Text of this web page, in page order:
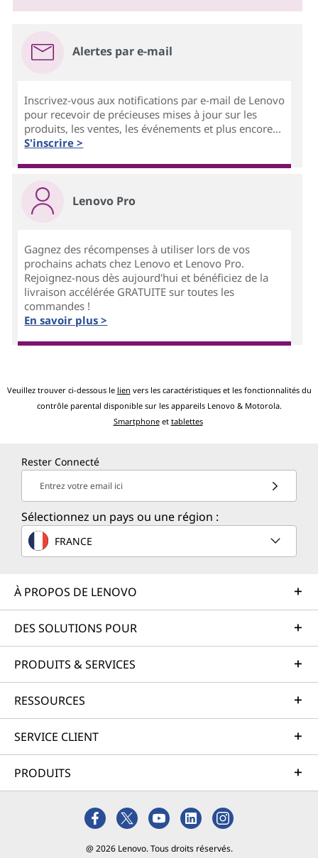
Alertes par e-mail
Inscrivez-vous aux notifications par e-mail de Lenovo
pour recevoir de précieuses mises à jour sur les
produits, les ventes, les événements et plus encore...
S'inscrire >
Lenovo Pro
Gagnez des récompenses à utiliser lors de vos
prochains achats chez Lenovo et Lenovo Pro.
Rejoignez-nous dès aujourd'hui et bénéficiez de la
livraison accélérée GRATUITE sur toutes les
commandes !
En savoir plus >
Veuillez trouver ci-dessous le lien vers les caractéristiques et les fonctionnalités du
contrôle parental disponible sur les appareils Lenovo & Motorola.
Smartphoneet tablettes
Rester Connecté
Entrez votre email ici
Sélectionnez un pays ou une région :
FRANCE
À PROPOS DE LENOVO
DES SOLUTIONS POUR
PRODUITS & SERVICES
RESSOURCES
SERVICE CLIENT
PRODUITS
@ 2026 Lenovo. Tous droits réservés.